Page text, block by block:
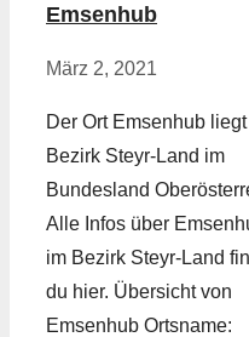
Emsenhub
März 2, 2021
Der Ort Emsenhub
Bezirk Steyr-Land im
Bundesland
Alle Infos über
im Bezirk Steyr-Land
du hier. Übersicht von
Emsenhub Ortsname: